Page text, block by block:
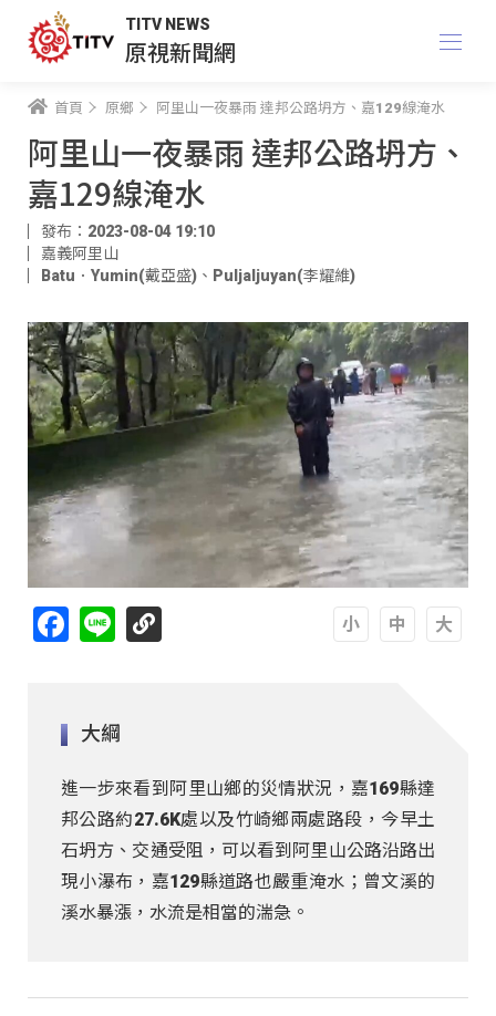
TITV NEWS
原視新聞網
首頁 原鄉 阿里山一夜暴雨 達邦公路坍方、嘉129線淹水
阿里山一夜暴雨 達邦公路坍方、
嘉129線淹水
發布：2023-08-04 19:10
嘉義阿里山
Batu．Yumin(戴亞盛) 、 Puljaljuyan(李耀維)
Facebook
Line
大綱
進一步來看到阿里山鄉的災情狀況，嘉169縣達
邦公路約27.6K處以及竹崎鄉兩處路段，今早土
石坍方、交通受阻，可以看到阿里山公路沿路出
現小瀑布，嘉129縣道路也嚴重淹水；曾文溪的
溪水暴漲，水流是相當的湍急。